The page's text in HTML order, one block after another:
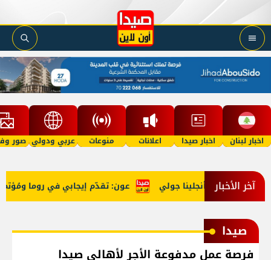
اخبار لبنان اخبار صيدا اعلانات منوعات عربي ودولي صور
آخر الأخبار عون: تقدّم إيجابي في روما ومُؤتمر معركته مع أنجلينا جولي
صيدا
فرصة عمل مدفوعة الأجر لأهالي صيدا